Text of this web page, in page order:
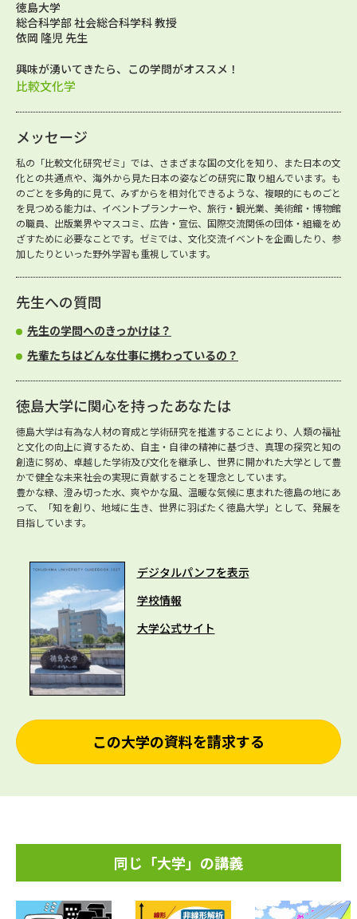
徳島大学
総合科学部 社会総合科学科 教授
依岡 隆児 先生
興味が湧いてきたら、この学問がオススメ！
比較文化学
メッセージ
私の「比較文化研究ゼミ」では、さまざまな国の文化を知り、また日本の文
化との共通点や、海外から見た日本の姿などの研究に取り組んでいます。も
のごとを多角的に見て、みずからを相対化できるような、複眼的にものごと
を見つめる能力は、イベントプランナーや、旅行・観光業、美術館・博物館
の職員、出版業界やマスコミ、広告・宣伝、国際交流関係の団体・組織をめ
ざすために必要なことです。ゼミでは、文化交流イベントを企画したり、参
加したりといった野外学習も重視しています。
先生への質問
先生の学問へのきっかけは？
先輩たちはどんな仕事に携わっているの？
徳島大学に関心を持ったあなたは
徳島大学は有為な人材の育成と学術研究を推進することにより、人類の福祉
と文化の向上に資するため、自主・自律の精神に基づき、真理の探究と知の
創造に努め、卓越した学術及び文化を継承し、世界に開かれた大学として豊
かで健全な未来社会の実現に貢献することを理念としています。
豊かな緑、澄み切った水、爽やかな風、温暖な気候に恵まれた徳島の地にあ
って、「知を創り、地域に生き、世界に羽ばたく徳島大学」として、発展を
目指しています。
デジタルパンフを表示
学校情報
大学公式サイト
この大学の資料を請求する
同じ「大学」の講義